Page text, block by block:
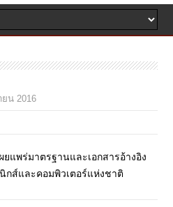
น 2016
ยแพร่มาตรฐานและเอกสารอ้างอิง
กส์และคอมพิวเตอร์แห่งชาติ